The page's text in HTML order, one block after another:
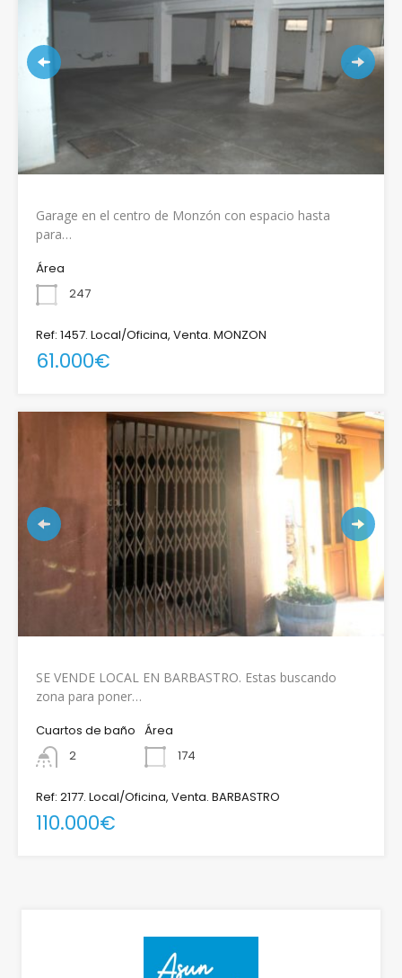
Garage en el centro de Monzón con espacio hasta
para…
Área
247
Ref: 1457. Local/Oficina, Venta. MONZON
61.000€
SE VENDE LOCAL EN BARBASTRO. Estas buscando
zona para poner…
Cuartos de baño
2
Área
174
Ref: 2177. Local/Oficina, Venta. BARBASTRO
110.000€